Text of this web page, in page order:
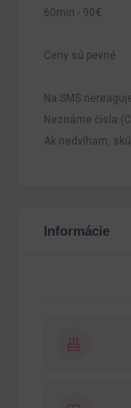
60min - 90€
Ceny sú pevné
Na SMS
Neznáme čísla
Ak nedvíham,
Informácie